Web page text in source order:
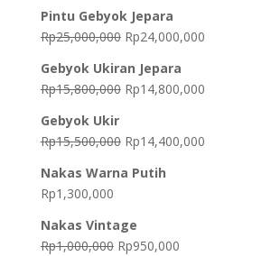
Pintu Gebyok Jepara
Rp25,000,000 Original
was:
Rp25,000,000.
Rp24,000,000Current
Rp24,000,000.
Gebyok Ukiran Jepara
Rp15,800,000 Original
Rp15,800,000.
Rp14,800,000Current
Rp14,800,000.
Gebyok Ukir
Rp15,500,000 Original
was:
Rp14,400,000Current
Nakas Warna Putih
Rp1,300,000
Nakas Vintage
Rp1,000,000 Original
Rp950,000Current